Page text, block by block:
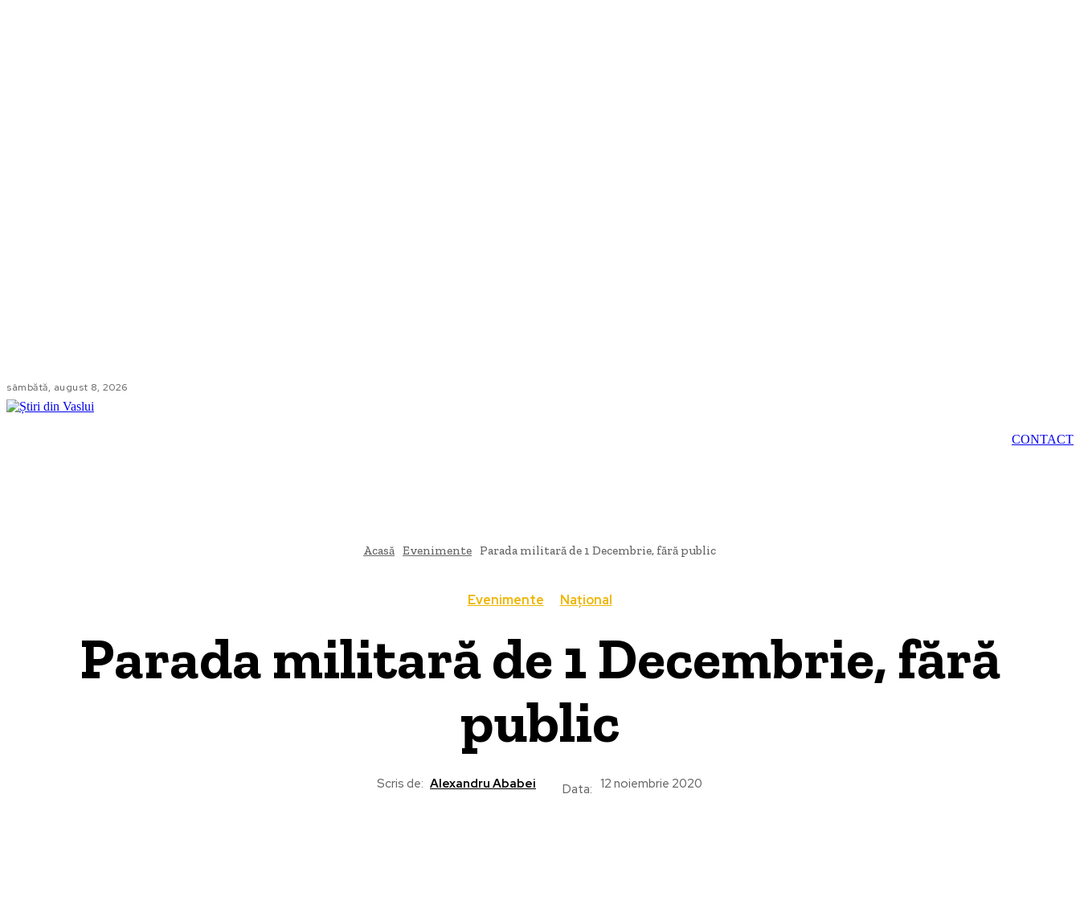
sâmbătă, august 8, 2026
CONTACT
Acasă Evenimente Parada militară de 1 Decembrie, fără public
Evenimente Național
Parada militară de 1 Decembrie, fără
public
Scris de: Alexandru Ababei Data: 12 noiembrie 2020